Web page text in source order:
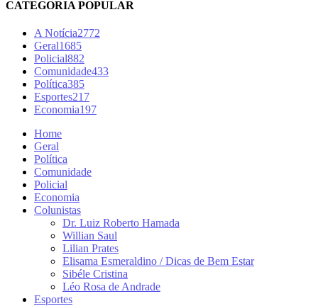
CATEGORIA POPULAR
A Notícia2772
Geral1685
Policial882
Comunidade433
Política385
Esportes217
Economia197
Home
Geral
Política
Comunidade
Policial
Economia
Colunistas
Dr. Luiz Roberto Hamada
Willian Saul
Lilian Prates
Elisama Esmeraldino / Dicas de Bem Estar
Sibéle Cristina
Léo Rosa de Andrade
Esportes